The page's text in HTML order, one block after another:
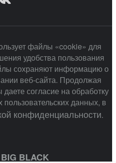
файлы «cookie» для
удобства пользования
сохраняют информацию о
веб-сайта. Продолжая
согласие на обработку
данных, в
конфиденциальности.
BIG BLACK